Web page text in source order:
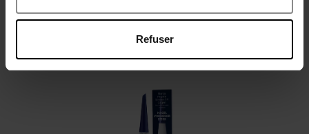
Refuser